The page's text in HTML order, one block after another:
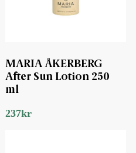
MARIA ÅKERBERG
After Sun Lotion 250
ml
237kr